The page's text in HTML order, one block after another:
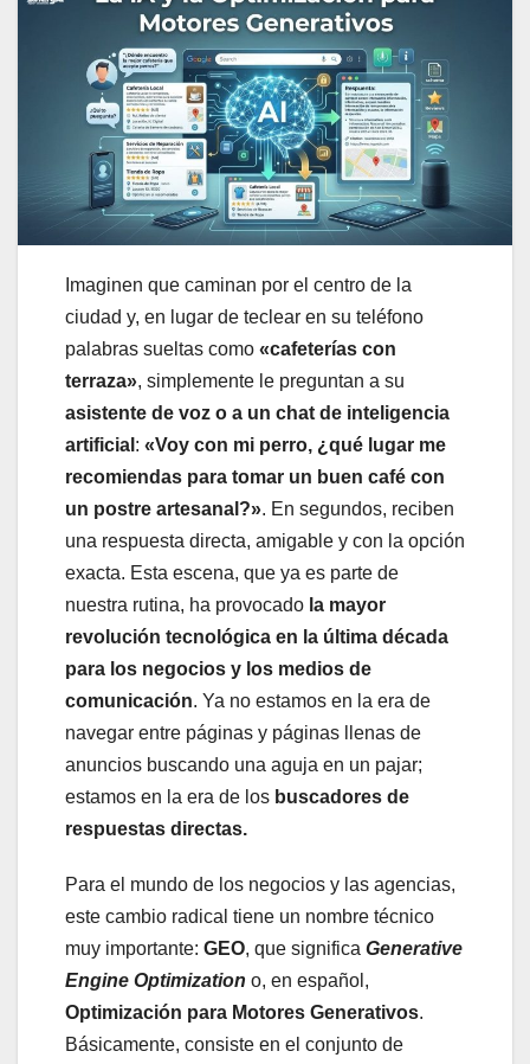
Imaginen que caminan por el centro de la
ciudad y, en lugar de teclear en su teléfono
palabras sueltas como «cafeterías con
terraza», simplemente le preguntan a su
asistente de voz o a un chat de inteligencia
artificial : «Voy con mi perro, ¿qué lugar me
recomiendas para tomar un buen café con
un postre artesanal?». En segundos, reciben
una respuesta directa, amigable y con la opción
exacta. Esta escena, que ya es parte de
nuestra rutina, ha provocado la mayor
revolución tecnológica en la última década
para los negocios y los medios de
comunicación. Ya no estamos en la era de
navegar entre páginas y páginas llenas de
anuncios buscando una aguja en un pajar;
estamos en la era de los buscadores de
respuestas directas.
Para el mundo de los negocios y las agencias,
este cambio radical tiene un nombre técnico
muy importante: GEO, que significa Generative
Engine Optimization o, en español,
Optimización para Motores Generativos.
Básicamente, consiste en el conjunto de